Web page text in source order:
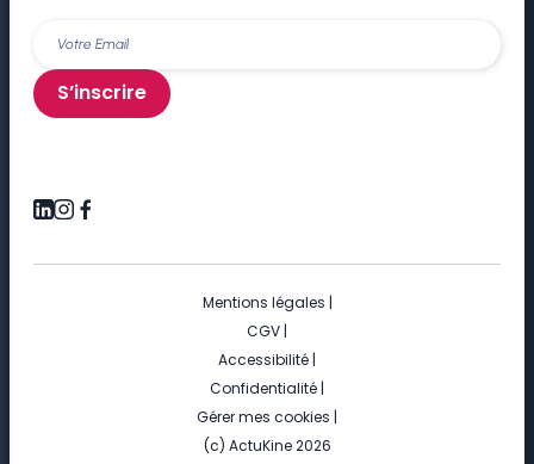
S’inscrire
Mentions légales |
CGV |
Accessibilité |
Confidentialité |
Gérer mes cookies |
(c) ActuKine 2026